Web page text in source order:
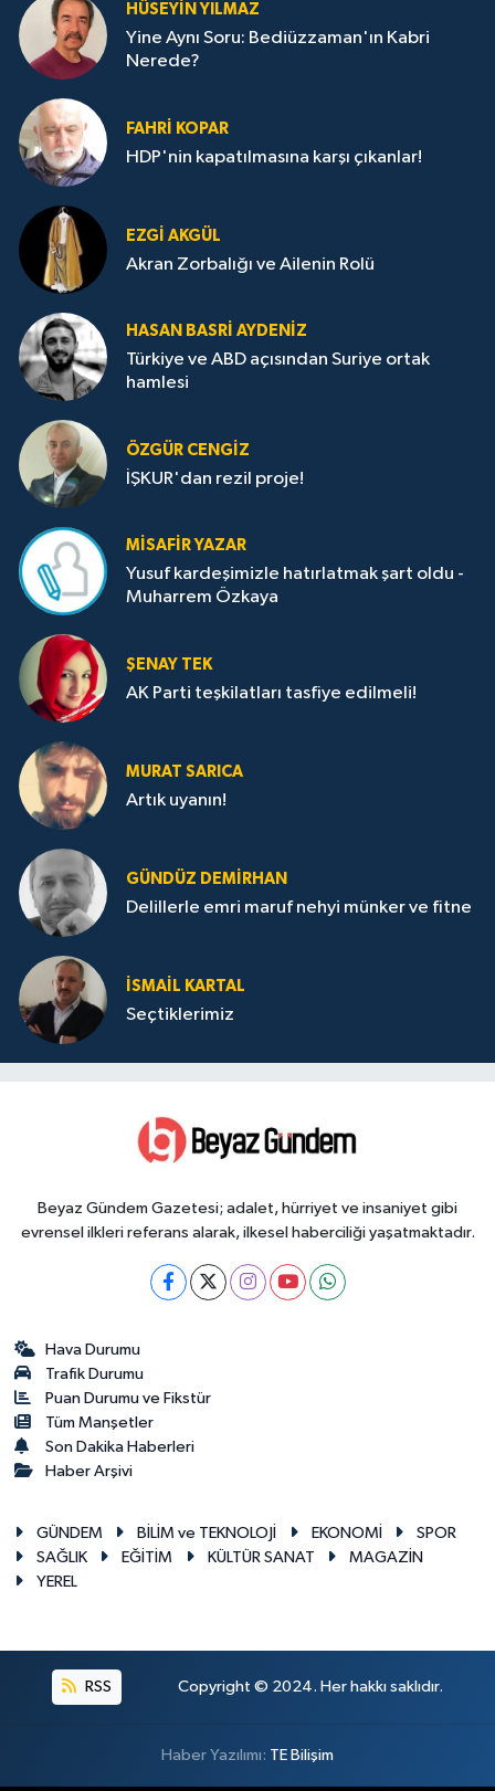
HÜSEYIN YILMAZ
Yine Aynı Soru: Bediüzzaman'ın Kabri
Nerede?
FAHRI KOPAR
HDP'nin kapatılmasına karşı çıkanlar!
EZGI AKGÜL
Akran Zorbalığı ve Ailenin Rolü
HASAN BASRI AYDENIZ
Türkiye ve ABD açısından Suriye ortak
hamlesi
ÖZGÜR CENGIZ
İŞKUR'dan rezil proje!
MISAFIR YAZAR
Yusuf kardeşimizle hatırlatmak şart oldu -
Muharrem Özkaya
ŞENAY TEK
AK Parti teşkilatları tasfiye edilmeli!
MURAT SARICA
Artık uyanın!
GÜNDÜZ DEMIRHAN
Delillerle emri maruf nehyi münker ve fitne
İSMAIL KARTAL
Seçtiklerimiz
Beyaz Gündem Gazetesi; adalet, hürriyet ve insaniyet gibi
evrensel ilkleri referans alarak, ilkesel haberciliği yaşatmaktadır.
Hava Durumu
Trafik Durumu
Puan Durumu ve Fikstür
Tüm Manşetler
Son Dakika Haberleri
Haber Arşivi
GÜNDEM BİLİM ve TEKNOLOJİ EKONOMİ
SPOR
SAĞLIK
EĞİTİM KÜLTÜR SANAT
MAGAZİN
YEREL
RSS Copyright © 2024. Her hakkı saklıdır.
Haber Yazılımı: TE Bilişim